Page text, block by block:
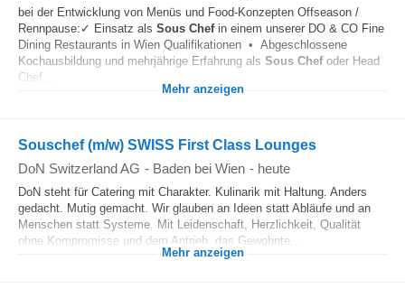
bei der Entwicklung von Menüs und Food-Konzepten Offseason /
Rennpause:✓ Einsatz als Sous Chefin einem unserer DO & CO Fine
Dining Restaurants in Wien Qualifikationen • Abgeschlossene
Kochausbildung und mehrjährige Erfahrung als Sous Chefoder Head
Chef...
Mehr anzeigen
Souschef (m/w) SWISS First Class Lounges
DoN Switzerland AG - Baden bei Wien - heute
DoN steht für Catering mit Charakter. Kulinarik mit Haltung. Anders
gedacht. Mutig gemacht. Wir glauben an Ideen statt Abläufe und an
Menschen statt Systeme. Mit Leidenschaft, Herzlichkeit, Qualität
ohne Kompromisse und dem Antrieb, das Gewohnte...
Mehr anzeigen